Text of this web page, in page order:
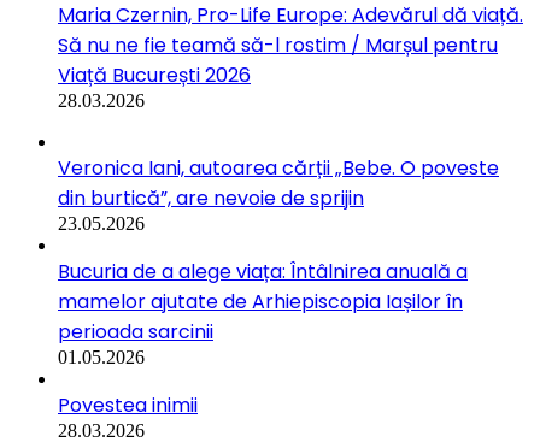
Maria Czernin, Pro-Life Europe: Adevărul dă viață.
Să nu ne fie teamă să-l rostim / Marșul pentru
Viață București 2026
28.03.2026
Veronica Iani, autoarea cărții „Bebe. O poveste
din burtică”, are nevoie de sprijin
23.05.2026
Bucuria de a alege viața: Întâlnirea anuală a
mamelor ajutate de Arhiepiscopia Iașilor în
perioada sarcinii
01.05.2026
Povestea inimii
28.03.2026